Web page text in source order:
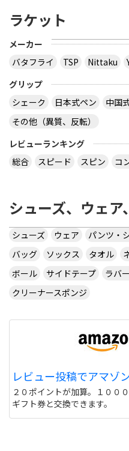
ラケット
メーカー
バタフライ
TSP Nittaku
グリップ
シェーク
日本式ペン 中国
その他（異質、反転）
レビューランキング
総合
スピード スピン コ
シューズ、ウェア
シューズ ウェア パンツ・
バッグ
ソックス タオル
ボール
サイドテープ ラバ
クリーナースポンジ
レビュー投稿でアマゾ
２０ポイントが加算。１００
ギフト券と交換できます。